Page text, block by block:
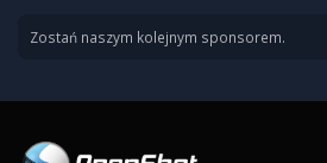
Zostań naszym kolejnym sponsorem.